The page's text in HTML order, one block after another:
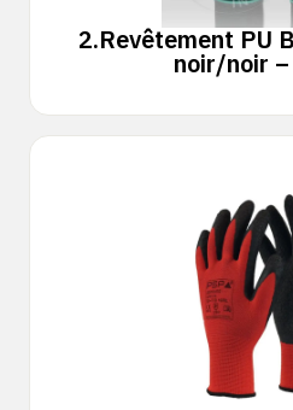
2.Revêtement PU
noir/noir